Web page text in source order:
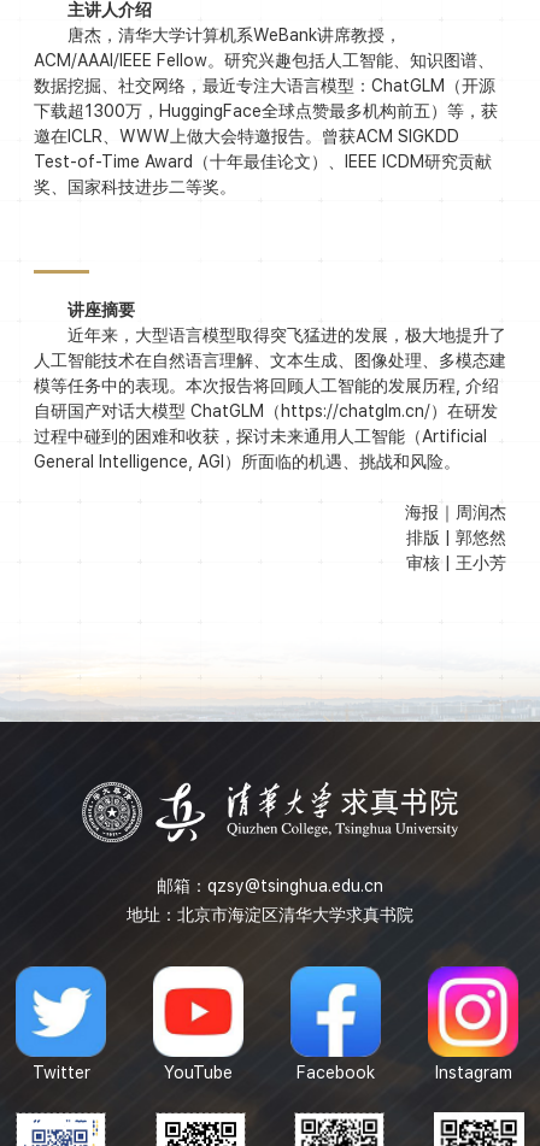
主讲人介绍
唐杰，清华大学计算机系WeBank讲席教授，
ACM/AAAI/IEEE Fellow。研究兴趣包括人工智能、知识图谱、
数据挖掘、社交网络，最近专注大语言模型：ChatGLM（开源
下载超1300万，HuggingFace全球点赞最多机构前五）等，获
邀在ICLR、WWW上做大会特邀报告。曾获ACM SIGKDD
Test-of-Time Award（十年最佳论文）、IEEE ICDM研究贡献
奖、国家科技进步二等奖。
讲座摘要
近年来，大型语言模型取得突飞猛进的发展，极大地提升了
人工智能技术在自然语言理解、文本生成、图像处理、多模态建
模等任务中的表现。本次报告将回顾人工智能的发展历程, 介绍
自研国产对话大模型 ChatGLM（https://chatglm.cn/）在研发
过程中碰到的困难和收获，探讨未来通用人工智能（Artificial
General Intelligence, AGI）所面临的机遇、挑战和风险。
海报｜周润杰
排版 | 郭悠然
审核 | 王小芳
邮箱： qzsy@tsinghua.edu.cn
地址：北京市海淀区清华大学求真书院
Twitter YouTube Facebook Instagram